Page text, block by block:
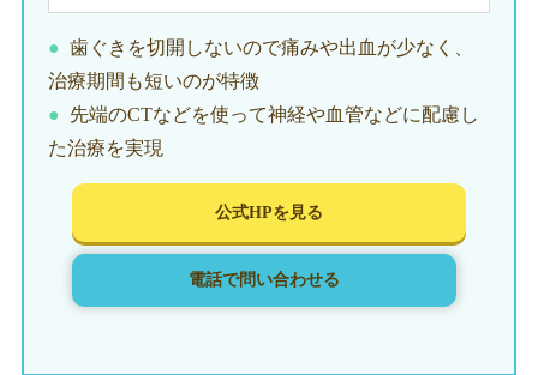
歯ぐきを切開しないので痛みや出血が少なく、
治療期間も短いのが特徴
先端のCTなどを使って神経や血管などに配慮し
た治療を実現
公式HPを見る
電話で問い合わせる